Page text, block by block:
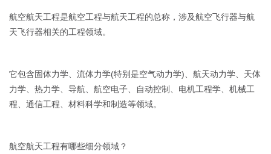
航空航天工程是航空工程与航天工程的总称，涉及航空飞行器与航
天飞行器相关的工程领域。
它包含固体力学、流体力学(特别是空气动力学)、航天动力学、天体
力学、热力学、导航、航空电子、自动控制、电机工程学、机械工
程、通信工程、材料科学和制造等领域。
航空航天工程有哪些细分领域？